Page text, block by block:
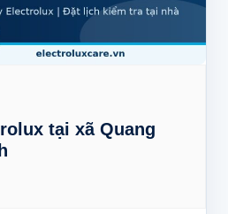
tại xã Quang